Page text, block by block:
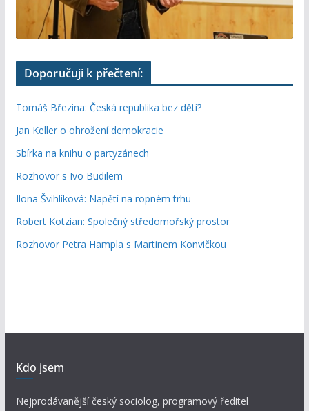
Doporučuji k přečtení:
Tomáš Březina: Česká republika bez dětí?
Jan Keller o ohrožení demokracie
Sbírka na knihu o partyzánech
Rozhovor s Ivo Budilem
Ilona Švihlíková: Napětí na ropném trhu
Robert Kotzian: Společný středomořský prostor
Rozhovor Petra Hampla s Martinem Konvičkou
Kdo jsem
Nejprodávanější český sociolog, programový ředitel